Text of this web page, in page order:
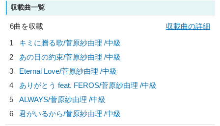
収載曲一覧
6曲を収載
収載曲の詳細
1
キミに贈る歌/菅原紗由理 /中級
2
あの日の約束/菅原紗由理 /中級
3
Eternal Love/菅原紗由理 /中級
4
ありがとう feat. FEROS/菅原紗由理 /中級
5
ALWAYS/菅原紗由理 /中級
6
君がいるから/菅原紗由理 /中級